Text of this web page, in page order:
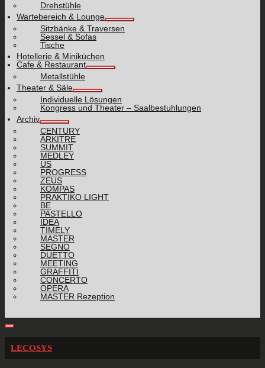
Drehstühle
Wartebereich & Lounge
Sitzbänke & Traversen
Sessel & Sofas
Tische
Hotellerie & Miniküchen
Cafe & Restaurant
Metallstühle
Theater & Säle
Individuelle Lösungen
Kongress und Theater – Saalbestuhlungen
Archiv
CENTURY
ARKITRE
SUMMIT
MEDLEY
US
PROGRESS
ZEUS
KOMPAS
PRAKTIKO LIGHT
BE
PASTELLO
IDEA
TIMELY
MASTER
SEGNO
DUETTO
MEETING
GRAFFITI
CONCERTO
OPERA
MASTER Rezeption
LECOSYS